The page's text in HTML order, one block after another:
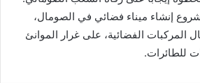
إنشاء ميناء فضائي في الصومال،
المركبات الفضائية، على غرار الموانئ
للطائرات.